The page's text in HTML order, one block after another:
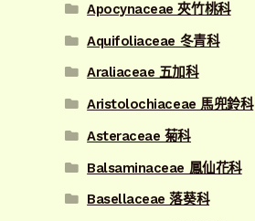
Apocynaceae 夾竹桃科
Aquifoliaceae 冬青科
Araliaceae 五加科
Aristolochiaceae 馬兜鈴科
Asteraceae 菊科
Balsaminaceae 鳳仙花科
Basellaceae 落葵科